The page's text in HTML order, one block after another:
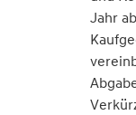
Jahr